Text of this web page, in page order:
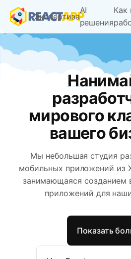
Экспертиза
AI
решения
Как
мирового
вашего
Мы небольшая студия
мобильных приложений из
занимающаяся созданием
приложений для
Показать